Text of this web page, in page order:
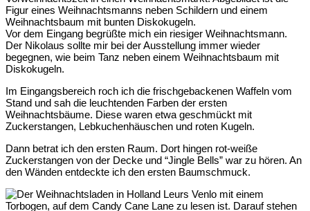
Vor dem Eingang begrüßte mich ein riesiger Weihnachtsmann.
Der Nikolaus sollte mir bei der Ausstellung immer wieder
begegnen, wie beim Tanz neben einem Weihnachtsbaum mit
Diskokugeln.
Im Eingangsbereich roch ich die frischgebackenen Waffeln vom
Stand und sah die leuchtenden Farben der ersten
Weihnachtsbäume. Diese waren etwa geschmückt mit
Zuckerstangen, Lebkuchenhäuschen und roten Kugeln.
Dann betrat ich den ersten Raum. Dort hingen rot-weiße
Zuckerstangen von der Decke und “Jingle Bells” war zu hören. An
den Wänden entdeckte ich den ersten Baumschmuck.